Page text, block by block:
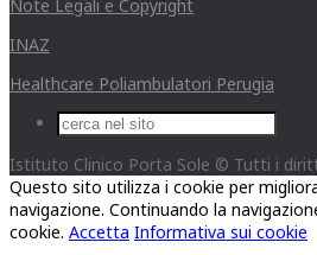
Note Legali e Copyright
INAZ
Healthcare Poliambulatori Perugia
Istituto Clinico Porta Sole © Tutti i
Questo sito utilizza i cookie per
navigazione. Continuando la
cookie. Accetta Informativa sui cookie